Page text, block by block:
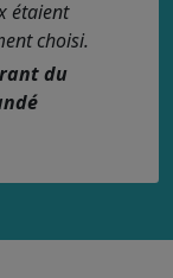
étaient
choisi.
du